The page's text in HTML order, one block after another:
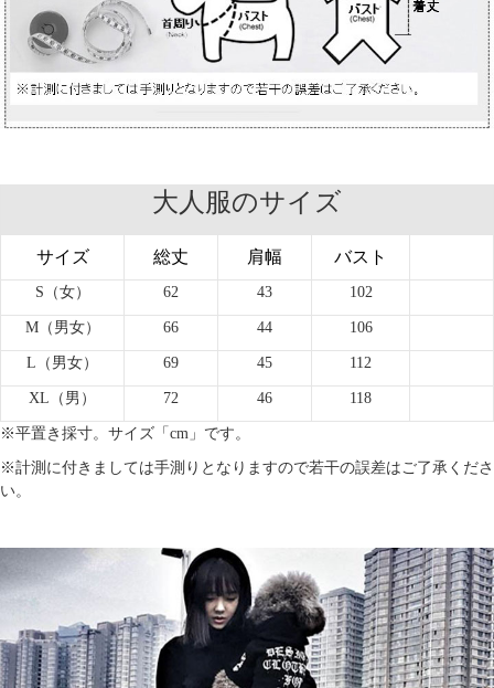
大人服のサイズ
サイズ 総丈 肩幅 バスト
S（女） 62 43 102
M（男女） 66 44 106
L （ 男女） 69 45 112
XL （ 男 ） 72 46 118
※平置き採寸。サイズ「cm」です。
※計測に付きましては手測りとなりますので若干の誤差はご了承くださ
い。